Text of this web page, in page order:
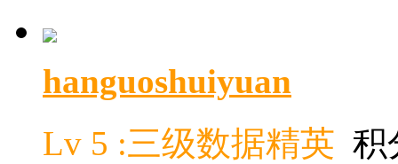
hanguoshuiyuan
Lv 5 :三级数据精英 积